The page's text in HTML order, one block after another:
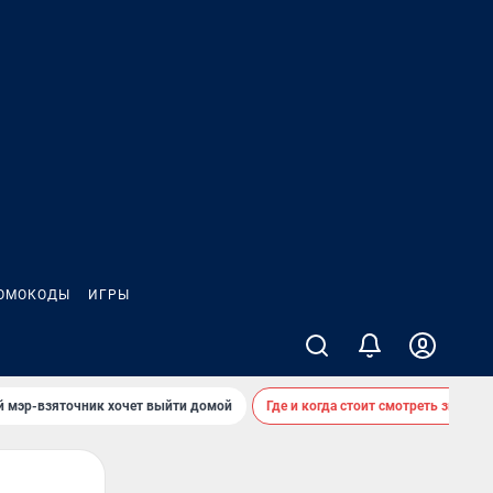
ИГРЫ
мэр-взяточник хочет выйти домой Где и когда стоит смотреть